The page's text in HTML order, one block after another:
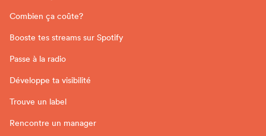
Combien ça coûte?
Booste tes streams sur Spotify
Passe à la radio
Développe ta visibilité
Trouve un label
Rencontre un manager